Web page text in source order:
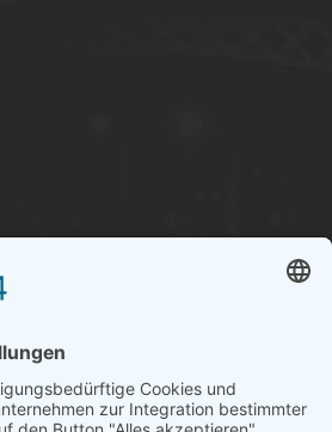
– Wirtschaft – Kultur – Umwelt –
Feuerwehr – für die Region Bayern